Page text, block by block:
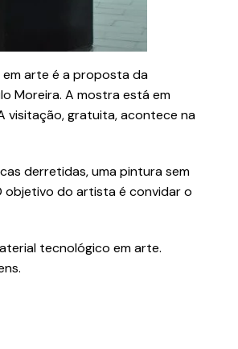
arte é a proposta da
Moreira. A mostra está em
visitação, gratuita, acontece na
derretidas, uma pintura sem
objetivo do artista é convidar o
tecnológico em arte.